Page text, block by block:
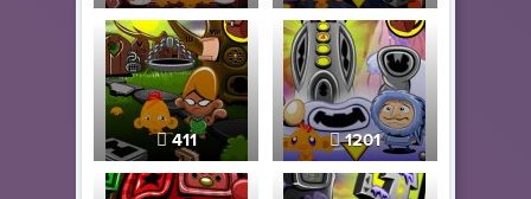
411 1201